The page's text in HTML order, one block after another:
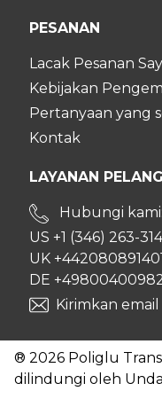
PESANAN
Lacak Pesanan
Kebijakan
Pertanyaan yang
Kontak
LAYANAN
Hubungi kami:
US +1 (346) 263-
UK +442080891401
DE
Kirimkan email
® 2026 Poliglu
dilindungi oleh